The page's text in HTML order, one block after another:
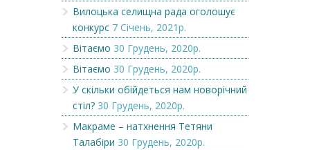
Вилоцька селищна рада оголошує
конкурс 7 Січень, 2021р.
Вітаємо 30 Грудень, 2020р.
Вітаємо 30 Грудень, 2020р.
У скільки обійдеться нам новорічний
стіл? 30 Грудень, 2020р.
Макраме – натхнення Тетяни
Талабіри 30 Грудень, 2020р.